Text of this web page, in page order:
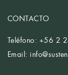
CONTACTO
Teléfono: +56
Email: